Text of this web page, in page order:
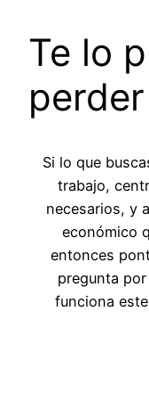
Te lo
perder
Si lo que
trabajo,
necesarios, y
económico
entonces
pregunta
funciona